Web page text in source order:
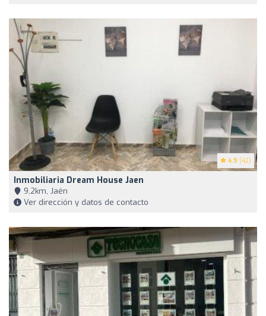
4.9 (42)
Inmobiliaria Dream House Jaen
9,2km, Jaén
Ver dirección y datos de contacto